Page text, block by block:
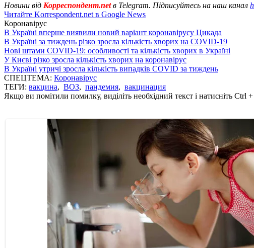
Новини від Корреспондент.netв Telegram. Підписуйтесь на наш канал
Читайте Korrespondent.net в Google News
Коронавірус
В Україні вперше виявили новий варіант коронавірусу Цикада
В Україні за тиждень різко зросла кількість хворих на COVID-19
Нові штами COVID-19: особливості та кількість хворих в Україні
У Києві різко зросла кількість хворих на коронавірус
В Україні утричі зросла кількість випадків COVID за тиждень
СПЕЦТЕМА: Коронавірус
ТЕГИ: вакцина, ВОЗ, пандемия, вакцинация
Якщо ви помітили помилку, виділіть необхідний текст і натисніть